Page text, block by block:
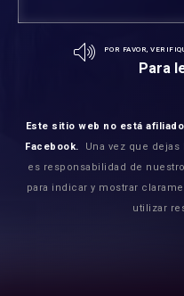
POR FAVOR,
Para
Este sitio web no está
Facebook.
Una vez que
es responsabilidad de
para indicar y mostrar
utilizar